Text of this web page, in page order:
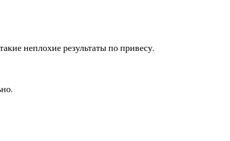
неплохие результаты по привесу.